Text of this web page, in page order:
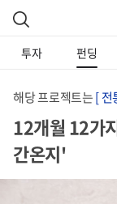
투자 펀딩
해당 프로젝트는[ 전
12개월 12가
간온지'